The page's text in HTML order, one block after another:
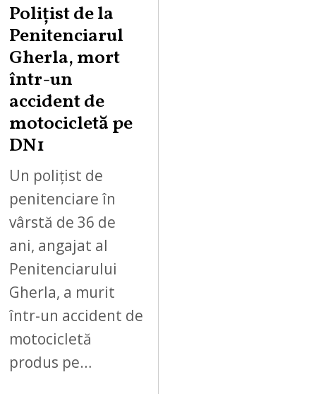
Polițist de la
Penitenciarul
Gherla, mort
într-un
accident de
motocicletă pe
DN1
Un polițist de
penitenciare în
vârstă de 36 de
ani, angajat al
Penitenciarului
Gherla, a murit
într-un accident de
motocicletă
produs pe…